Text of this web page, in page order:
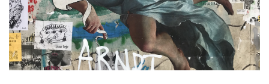
Cómics
Críticas
Cultura